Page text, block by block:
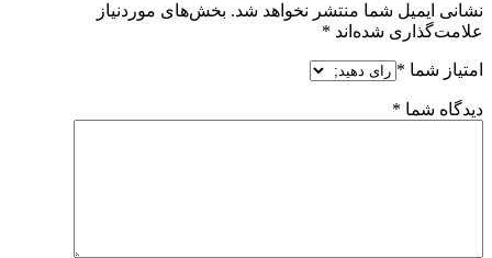
نشانی ایمیل شما منتشر نخواهد شد. بخش‌های موردنیاز
علامت‌گذاری شده‌اند *
امتیاز شما *
دیدگاه شما *